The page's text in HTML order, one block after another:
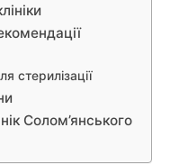
стерилізації
Солом’янського